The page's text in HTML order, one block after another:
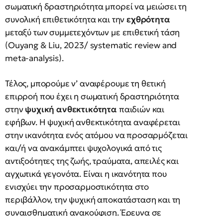
σωματική δραστηριότητα μπορεί να μειώσει τη
συνολική επιθετικότητα και τηνεχθρότητα
μεταξύ των συμμετεχόντων με επιθετική τάση
(Ouyang & Liu, 2023/ systematic review and
meta-analysis).
Τέλος, μπορούμε ν’ αναφέρουμε τη θετική
επιρροή που έχει η σωματική δραστηριότητα
στηνψυχικήανθεκτικότητα παιδιών και
εφήβων. Η ψυχική ανθεκτικότητα αναφέρεται
στην ικανότητα ενός ατόμου να προσαρμόζεται
και/ή να ανακάμπτει ψυχολογικά από τις
αντιξοότητες της ζωής, τραύματα, απειλές και
αγχωτικά γεγονότα. Είναι η ικανότητα που
ενισχύει την προσαρμοστικότητα στο
περιβάλλον, την ψυχική αποκατάσταση και τη
συναισθηματική ανακούφιση. Έρευνα σε